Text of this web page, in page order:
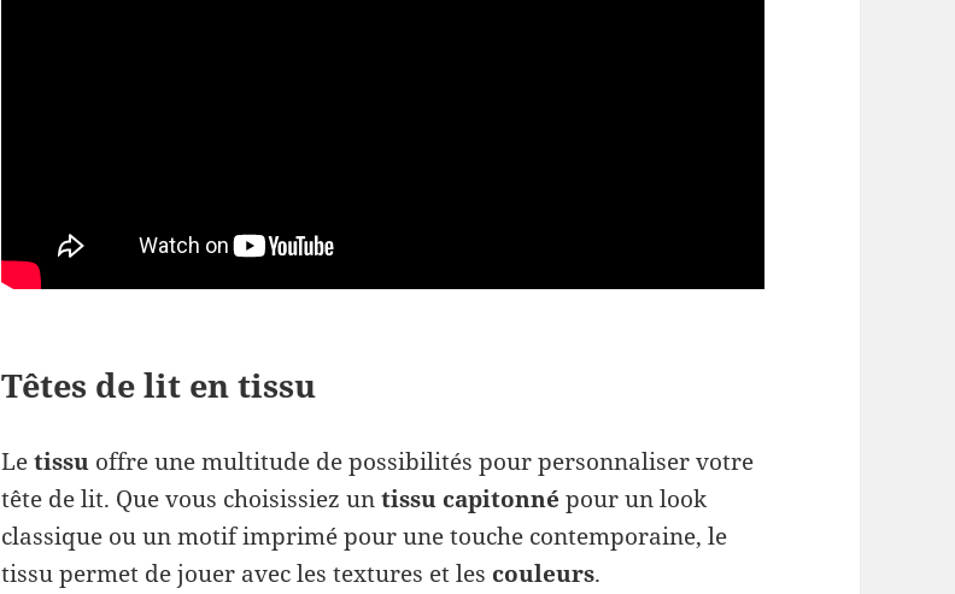
Têtes de lit en tissu
Letissu offre une multitude de possibilités pour personnaliser votre
tête de lit. Que vous choisissiez untissu capitonné pour un look
classique ou un motif imprimé pour une touche contemporaine, le
tissu permet de jouer avec les textures et les couleurs.